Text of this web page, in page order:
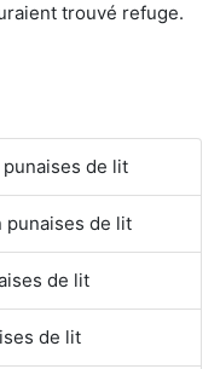
trouvé refuge.
de lit
punaises de lit
de lit
de lit